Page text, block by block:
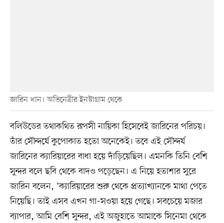
জারিন খান। অভিনেত্রীর ইনস্টাগ্রাম থেকে
বলিউডের তথাকথিত রূপসী নায়িকা হিসেবেই জারিনের পরিচয়।
তাঁর সৌন্দর্যে কুপোকাত হতো অনেকেই। তবে এই সৌন্দর্য
জারিনের ক্যারিয়ারের বাধা হয়ে দাঁড়িয়েছিল। এমনকি তিনি বেশি
সুন্দর বলে ছবি থেকে বাদও পড়েছেন। এ নিয়ে হতাশার সুরে
জারিন বলেন, ‘ক্যারিয়ারের শুরু থেকে প্রত্যাখ্যানকে মাথা পেতে
নিয়েছি। তাই এসব এখন গা–সওয়া হয়ে গেছে। সবচেয়ে মজার
ব্যাপার, আমি বেশি সুন্দর, এই অজুহাতে আমাকে সিনেমা থেকে